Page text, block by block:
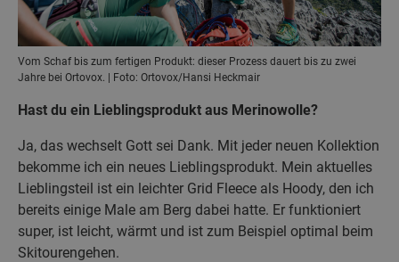
Vom Schaf bis zum fertigen Produkt: dieser Prozess dauert bis zu zwei
Jahre bei Ortovox. | Foto: Ortovox/Hansi Heckmair
Hast du ein Lieblingsprodukt aus Merinowolle?
Ja, das wechselt Gott sei Dank. Mit jeder neuen Kollektion
bekomme ich ein neues Lieblingsprodukt. Mein aktuelles
Lieblingsteil ist ein leichter Grid Fleece als Hoody, den ich
bereits einige Male am Berg dabei hatte. Er funktioniert
super, ist leicht, wärmt und ist zum Beispiel optimal beim
Skitourengehen.